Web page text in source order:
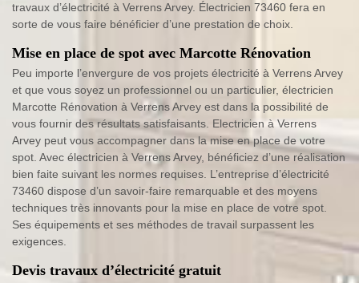
travaux d’électricité à Verrens Arvey. Électricien 73460 fera en
sorte de vous faire bénéficier d’une prestation de choix.
Mise en place de spot avec Marcotte Rénovation
Peu importe l’envergure de vos projets électricité à Verrens Arvey
et que vous soyez un professionnel ou un particulier, électricien
Marcotte Rénovation à Verrens Arvey est dans la possibilité de
vous fournir des résultats satisfaisants. Electricien à Verrens
Arvey peut vous accompagner dans la mise en place de votre
spot. Avec électricien à Verrens Arvey, bénéficiez d’une réalisation
bien faite suivant les normes requises. L’entreprise d’électricité
73460 dispose d’un savoir-faire remarquable et des moyens
techniques très innovants pour la mise en place de votre spot.
Ses équipements et ses méthodes de travail surpassent les
exigences.
Devis travaux d’électricité gratuit